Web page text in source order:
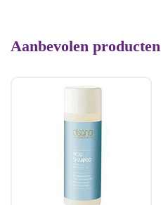
Aanbevolen producten